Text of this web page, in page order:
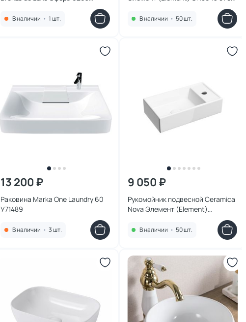
В наличии • 1 шт. В наличии • 50 шт.
13 200 ₽
Раковина Marka One Laundry 60
У71489
В наличии • 3 шт.
9 050 ₽
Рукомойник подвесной Ceramica
Nova Элемент (Element)
В наличии • 50 шт.